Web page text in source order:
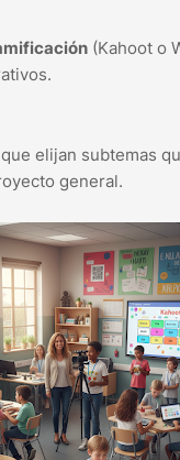
(Kahoot o
elijan subtemas
general.